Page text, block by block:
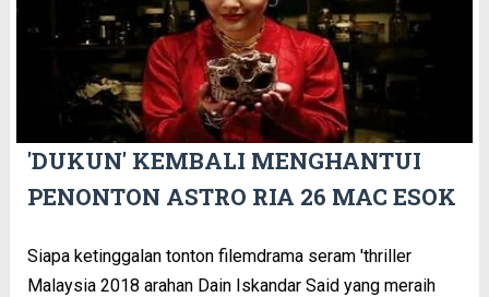
'DUKUN' KEMBALI MENGHANTUI
PENONTON ASTRO RIA 26 MAC ESOK
Siapa ketinggalan tonton filemdrama seram 'thriller
Malaysia 2018 arahan Dain Iskandar Said yang meraih